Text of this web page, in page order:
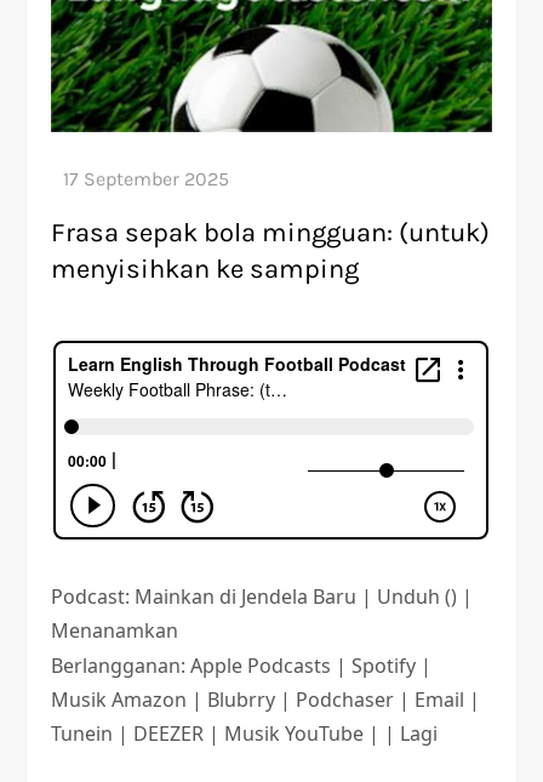
Frasa sepak bola mingguan: (untuk)
menyisihkan ke samping
Podcast: Mainkan di Jendela Baru | Unduh () |
Menanamkan
Berlangganan: Apple Podcasts | Spotify |
Musik Amazon | Blubrry | Podchaser | Email |
Tunein | DEEZER | Musik YouTube | | Lagi